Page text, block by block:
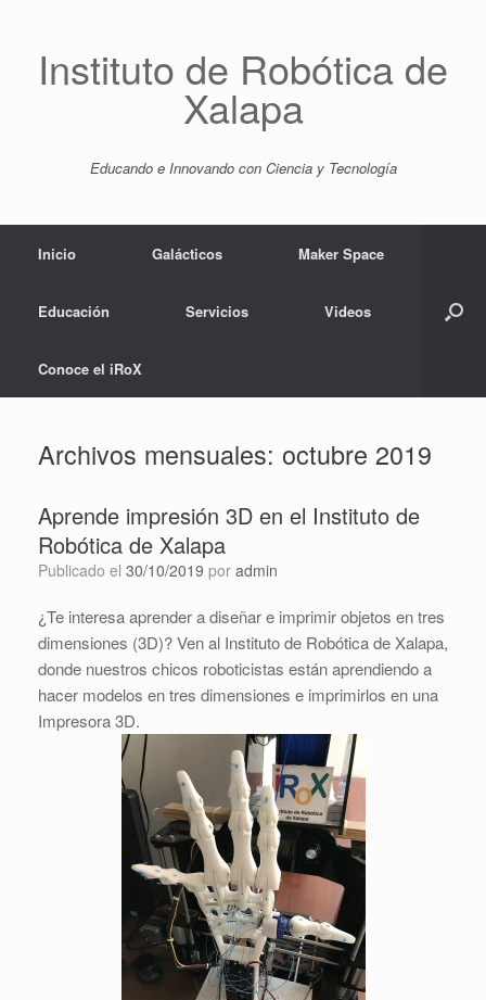
Instituto de Robótica de
Xalapa
Educando e Innovando con Ciencia y Tecnología
Inicio Galácticos Maker Space
Educación Servicios Videos
Conoce el iRoX
Archivos mensuales: octubre 2019
Aprende impresión 3D en el Instituto de
Robótica de Xalapa
Publicado el 30/10/2019 por admin
¿Te interesa aprender a diseñar e imprimir objetos en tres
dimensiones (3D)? Ven al Instituto de Robótica de Xalapa,
donde nuestros chicos roboticistas están aprendiendo a
hacer modelos en tres dimensiones e imprimirlos en una
Impresora 3D.